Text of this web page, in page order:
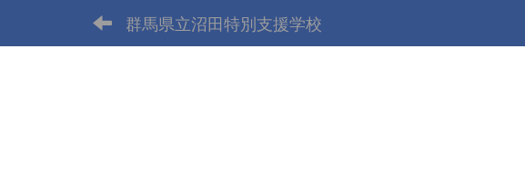
群馬県立沼田特別支援学校